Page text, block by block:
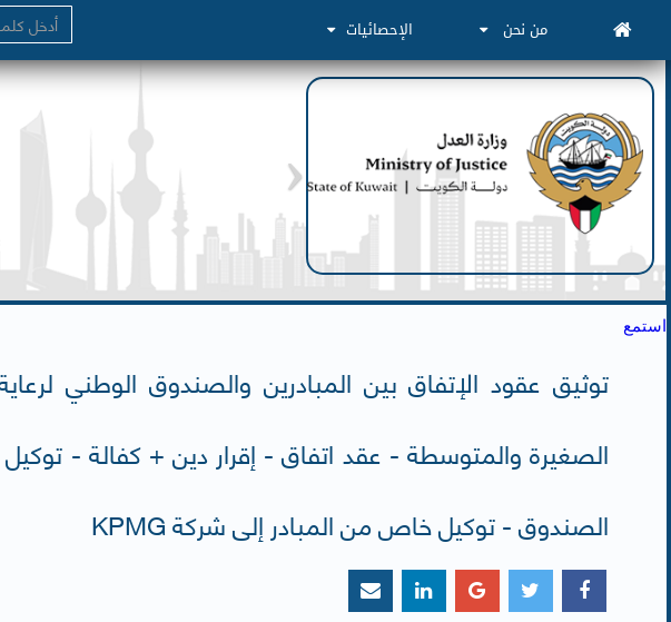
من نحن الإحصائيات
استمع
توثيق عقود الإتفاق بين المبادرين والصندوق الوطني
الصغيرة والمتوسطة - عقد اتفاق - إقرار دين + كفالة -
الصندوق - توكيل خاص من المبادر إلى شركة KPMG